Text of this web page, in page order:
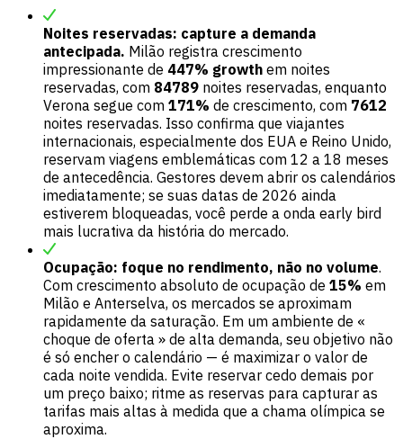
Noites reservadas: capture a demanda
antecipada. Milão registra crescimento
impressionante de 447% growth em noites
reservadas, com 84789 noites reservadas, enquanto
Verona segue com 171% de crescimento, com 7612
noites reservadas. Isso confirma que viajantes
internacionais, especialmente dos EUA e Reino Unido,
reservam viagens emblemáticas com 12 a 18 meses
de antecedência. Gestores devem abrir os calendários
imediatamente; se suas datas de 2026 ainda
estiverem bloqueadas, você perde a onda early bird
mais lucrativa da história do mercado.
Ocupação: foque no rendimento, não no volume.
Com crescimento absoluto de ocupação de 15% em
Milão e Anterselva, os mercados se aproximam
rapidamente da saturação. Em um ambiente de «
choque de oferta » de alta demanda, seu objetivo não
é só encher o calendário — é maximizar o valor de
cada noite vendida. Evite reservar cedo demais por
um preço baixo; ritme as reservas para capturar as
tarifas mais altas à medida que a chama olímpica se
aproxima.